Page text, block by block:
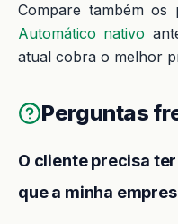
Compare também os
Automático nativo
atual cobra o melhor
Perguntas
O cliente precisa
que a minha